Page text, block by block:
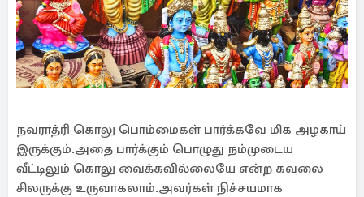
நவராத்ரி கொலு பொம்மைகள் பார்க்கவே மிக அழகாய்
இருக்கும்.அதை பார்க்கும் பொழுது நம்முடைய
வீட்டிலும் கொலு வைக்கவில்லையே என்ற கவலை
சிலருக்கு உருவாகலாம்.அவர்கள் நிச்சயமாக